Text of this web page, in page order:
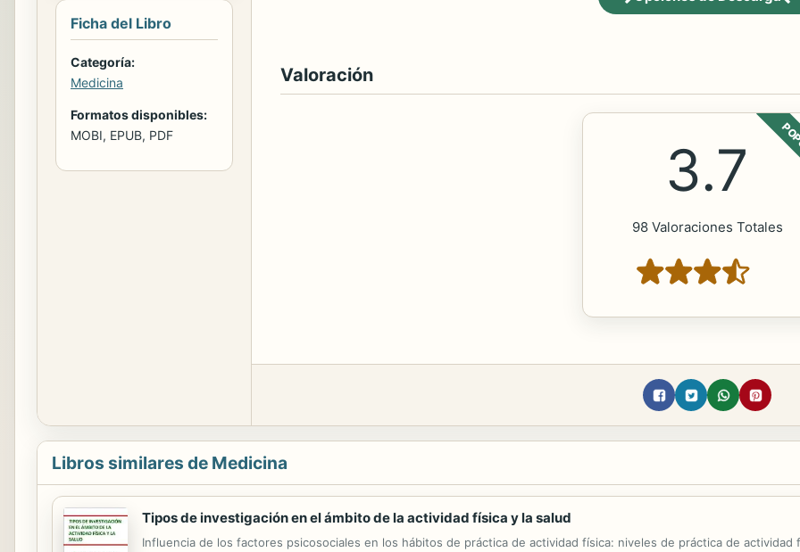
Ficha del Libro
Categoría:
Medicina
Formatos disponibles:
MOBI, EPUB, PDF
Valoración
3.7
98 Valoraciones Totales
Libros similares de Medicina
Tipos de investigación en el ámbito de la actividad física y la salud
Influencia de los factores psicosociales en los hábitos de práctica de actividad física: niveles de práctica de